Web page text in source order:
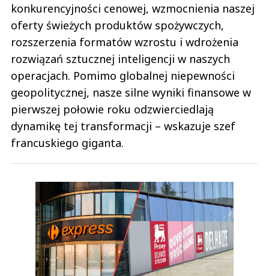
konkurencyjności cenowej, wzmocnienia naszej
oferty świeżych produktów spożywczych,
rozszerzenia formatów wzrostu i wdrożenia
rozwiązań sztucznej inteligencji w naszych
operacjach. Pomimo globalnej niepewności
geopolitycznej, nasze silne wyniki finansowe w
pierwszej połowie roku odzwierciedlają
dynamikę tej transformacji – wskazuje szef
francuskiego giganta.